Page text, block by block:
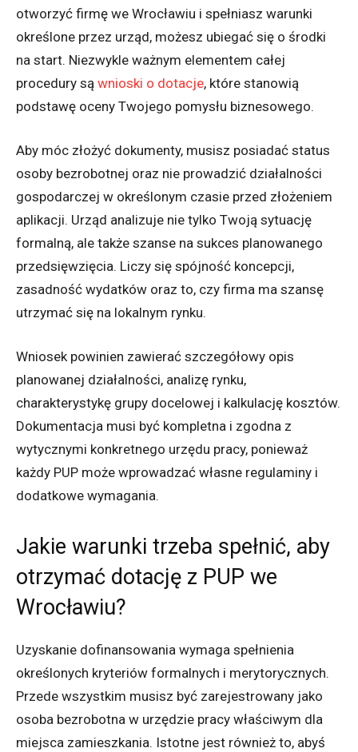
otworzyć firmę we Wrocławiu i spełniasz warunki
określone przez urząd, możesz ubiegać się o środki
na start. Niezwykle ważnym elementem całej
procedury są wnioski o dotacje, które stanowią
podstawę oceny Twojego pomysłu biznesowego.
Aby móc złożyć dokumenty, musisz posiadać status
osoby bezrobotnej oraz nie prowadzić działalności
gospodarczej w określonym czasie przed złożeniem
aplikacji. Urząd analizuje nie tylko Twoją sytuację
formalną, ale także szanse na sukces planowanego
przedsięwzięcia. Liczy się spójność koncepcji,
zasadność wydatków oraz to, czy firma ma szansę
utrzymać się na lokalnym rynku.
Wniosek powinien zawierać szczegółowy opis
planowanej działalności, analizę rynku,
charakterystykę grupy docelowej i kalkulację kosztów.
Dokumentacja musi być kompletna i zgodna z
wytycznymi konkretnego urzędu pracy, ponieważ
każdy PUP może wprowadzać własne regulaminy i
dodatkowe wymagania.
Jakie warunki trzeba spełnić, aby
otrzymać dotację z PUP we
Wrocławiu?
Uzyskanie dofinansowania wymaga spełnienia
określonych kryteriów formalnych i merytorycznych.
Przede wszystkim musisz być zarejestrowany jako
osoba bezrobotna w urzędzie pracy właściwym dla
miejsca zamieszkania. Istotne jest również to, abyś